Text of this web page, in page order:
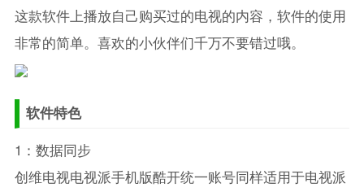
这款软件上播放自己购买过的电视的内容，软件的使用
非常的简单。喜欢的小伙伴们千万不要错过哦。
软件特色
1：数据同步
创维电视电视派手机版酷开统一账号同样适用于电视派